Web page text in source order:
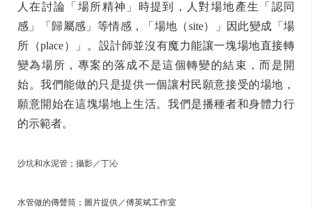
人在討論「場所精神」時提到，人對場地產生「認同
感」「歸屬感」等情感，「場地（site）」因此變成「場
所（place）」。設計師並沒有魔力能讓一塊場地直接轉
變為場所，專案的落成不是這個轉變的結束，而是開
始。我們能做的只是提供一個讓村民願意接受的場地，
願意開始在這塊場地上生活。我們是播種者和身體力行
的示範者。
沙坑和水泥管；攝影／丁沁
水管做的傳聲筒；圖片提供／傅英斌工作室